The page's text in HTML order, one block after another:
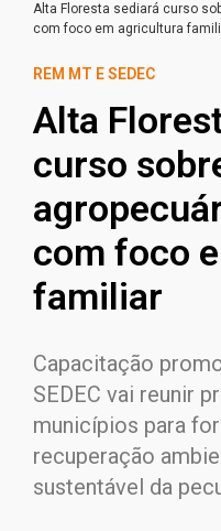
Alta Floresta sediará curso
com foco em agricultura
REM MT E SEDEC
Alta
curso
com foco
familiar
Capacitação
SEDEC vai reunir
municípios para
recuperação
sustentável da